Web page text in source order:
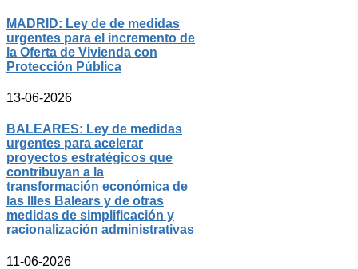
MADRID: Ley de de medidas
urgentes para el incremento de
la Oferta de Vivienda con
Protección Pública
13-06-2026
BALEARES: Ley de medidas
urgentes para acelerar
proyectos estratégicos que
contribuyan a la
transformación económica de
las Illes Balears y de otras
medidas de simplificación y
racionalización administrativas
11-06-2026